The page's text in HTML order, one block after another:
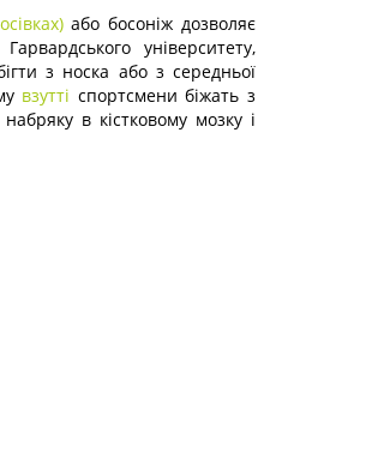
або босоніж дозволяє
університету,
з носка або з середньої
взутті спортсмени біжать з
в кістковому мозку і